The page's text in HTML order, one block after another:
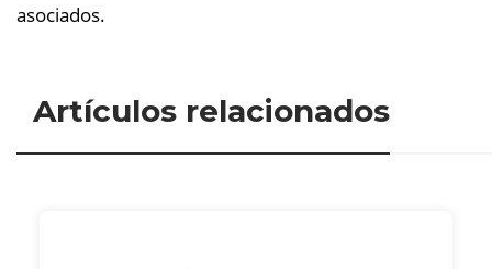
asociados.
Artículos relacionados